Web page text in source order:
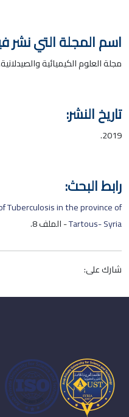
اسم المجلة التي نشر
مجلة العلوم الكيميائية
تاريخ النشر:
2019.
رابط البحث:
Tuberculosis in the province of
Tartous- Syria- الملف 8.
شارك على: